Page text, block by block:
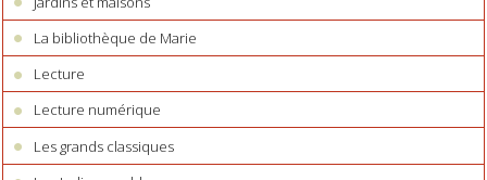
La bibliothèque de Marie
Lecture
Lecture numérique
Les grands classiques